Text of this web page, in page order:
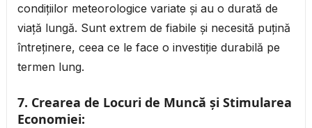
condițiilor meteorologice variate și au o durată de
viață lungă. Sunt extrem de fiabile și necesită puțină
întreținere, ceea ce le face o investiție durabilă pe
termen lung.
7. Crearea de Locuri de Muncă și Stimularea
Economiei: